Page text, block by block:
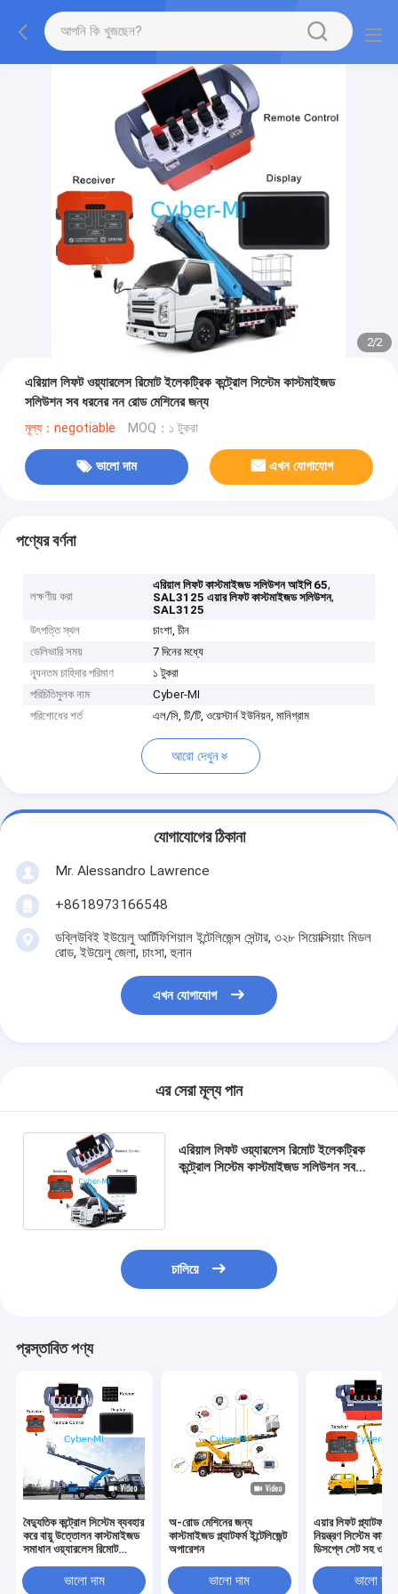
2/2
এরিয়াল লিফট ওয়্যারলেস রিমোট ইলেকট্রিক কন্ট্রোল সিস্টেম কাস্টমাইজড
সলিউশন সব ধরনের নন রোড মেশিনের জন্য
মূল্য：negotiable MOQ：১ টুকরা
ভালো দাম এখন যোগাযোগ
পণ্যের বর্ণনা
লক্ষণীয় করা
এরিয়াল লিফট কাস্টমাইজড সলিউশন আইপি 65,
SAL3125 এয়ার লিফট কাস্টমাইজড সলিউশন,
SAL3125
উৎপত্তি স্থল
চাংশা, চীন
ডেলিভারি সময়
7 দিনের মধ্যে
ন্যূনতম চাহিদার পরিমাণ
১ টুকরা
পরিচিতিমুলক নাম
Cyber-MI
পরিশোধের শর্ত
এল/সি, টি/টি, ওয়েস্টার্ন ইউনিয়ন, মানিগ্রাম
আরো দেখুন
যোগাযোগের ঠিকানা
Mr. Alessandro Lawrence
+8618973166548
ডব্লিউবিই ইউয়েলু আর্টিফিশিয়াল ইন্টেলিজেন্স সেন্টার, ৩২৮ সিয়োক্সিয়াং মিডল
রোড, ইউয়েলু জেলা, চাংসা, হুনান
এখন যোগাযোগ
এর সেরা মূল্য পান
এরিয়াল লিফট ওয়্যারলেস রিমোট ইলেকট্রিক
কন্ট্রোল সিস্টেম কাস্টমাইজড সলিউশন সব
চালিয়ে
প্রস্তাবিত পণ্য
বৈদ্যুতিক কন্ট্রোল সিস্টেম ব্যবহার
করে বায়ু উত্তোলন কাস্টমাইজড
সমাধান ওয়্যারলেস রিমোট
ভালো দাম
অ-রোড মেশিনের জন্য
কাস্টমাইজড প্ল্যাটফর্ম ইন্টেলিজেন্ট
অপারেশন
ভালো দাম
এয়ার লিফট প্ল্যাটফর্ম
নিয়ন্ত্রণ সিস্টেম
ডিসপ্লে সেট সহ
ভালো দাম